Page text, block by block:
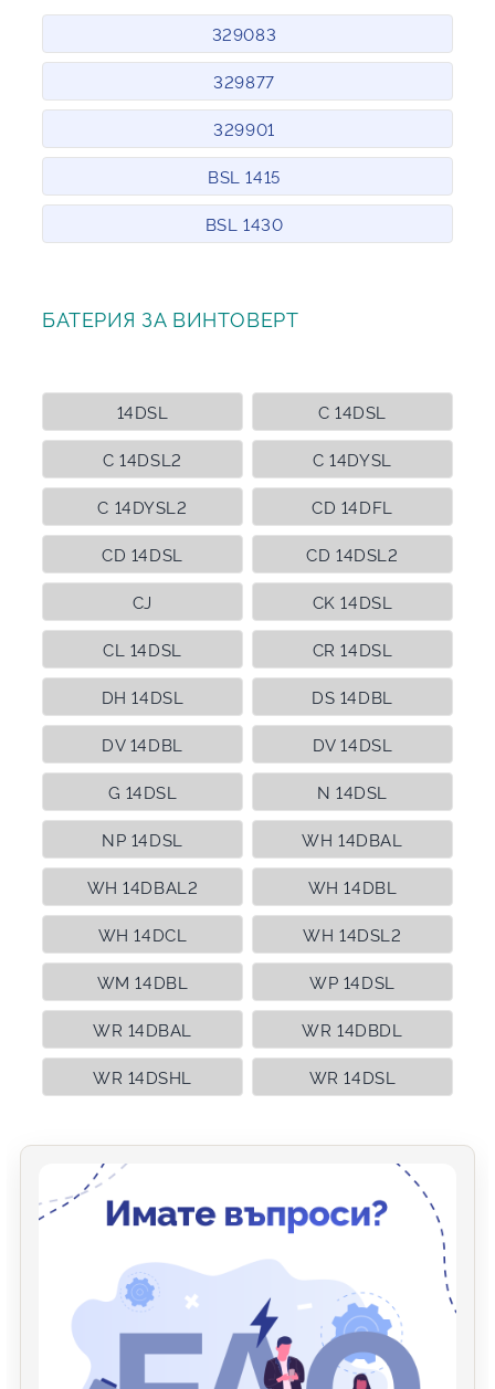
329083
329877
329901
BSL 1415
BSL 1430
БАТЕРИЯ ЗА ВИНТОВЕРТ
14DSL C 14DSL
C 14DSL2 C 14DYSL
C 14DYSL2 CD 14DFL
CD 14DSL CD 14DSL2
CJ CK 14DSL
CL 14DSL CR 14DSL
DH 14DSL DS 14DBL
DV 14DBL DV 14DSL
G 14DSL N 14DSL
NP 14DSL WH 14DBAL
WH 14DBAL2 WH 14DBL
WH 14DCL WH 14DSL2
WM 14DBL WP 14DSL
WR 14DBAL WR 14DBDL
WR 14DSHL WR 14DSL